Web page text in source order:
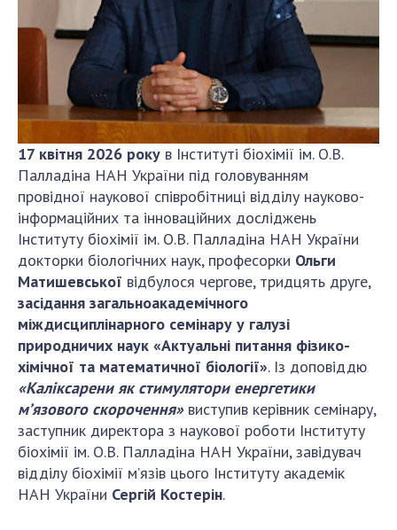
Громадські організації
ДІЯЛЬНІСТЬ
Засідання Президії НАН України
Сесії Загальних зборів НАН України
Річні звіти НАН України
Річні фінансові звіти НАН України
Наукові публікації та видавнича діяльність
Охорона прав інтелектуальної власності та
трансфер технологій в наукових установах
Наукові об'єкти, що становлять національне
надбання
Центри колективного користування
науковими приладами НАН України
Оцінювання ефективності діяльності
наукових установ
Конкурси наукових досліджень НАН України
Відкрита наука в НАН України
17 квітня 2026 року в Інституті біохімії ім. О.В.
Палладіна НАН України під головуванням
провідної наукової співробітниці відділу науково-
інформаційних та інноваційних досліджень
Інституту біохімії ім. О.В. Палладіна НАН України
докторки біологічних наук, професорки Ольги
Матишевської відбулося чергове, тридцять друге,
засідання загальноакадемічного
міждисциплінарного семінару у галузі
природничих наук «Актуальні питання фізико-
хімічної та математичної біології». Із доповіддю
«Каліксарени як стимулятори енергетики
м’язового скорочення»виступив керівник семінару,
заступник директора з наукової роботи Інституту
біохімії ім. О.В. Палладіна НАН України, завідувач
відділу біохімії м’язів цього Інституту академік
НАН України Сергій Костерін.